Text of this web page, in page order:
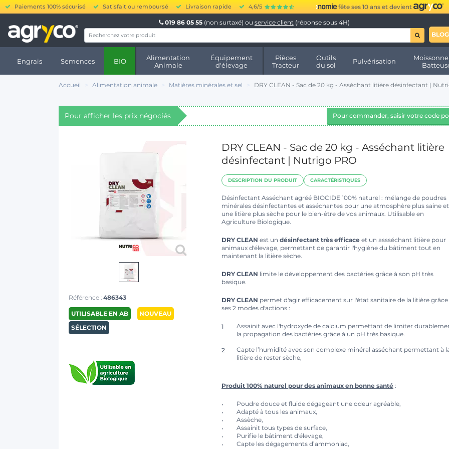
Paiements 100% sécurisé Satisfait ou remboursé Livraison rapide 4,6/5 fête ses 10 ans et devient
019 86 05 55 (non surtaxé) ou service client (réponse sous 4H)
BLOG
Engrais Semences BIO
Alimentation
Animale
Équipement
d'élevage
Pièces
Tracteur
Outils
du sol
Pulvérisation
Accueil Alimentation animale Matières minérales et sel DRY CLEAN - Sac de 20 kg - Asséchant litière désinfectant |
Pour afficher les prix négociés Pour commander, saisir votre code
Référence : 486343
UTILISABLE EN AB
NOUVEAU
SÉLECTION
DRY CLEAN - Sac de 20 kg - Asséchant litière
désinfectant | Nutrigo PRO
DESCRIPTION DU PRODUIT CARACTÉRISTIQUES
Désinfectant Asséchant agréé BIOCIDE 100% naturel : mélange de poudres
minérales désinfectantes et asséchantes pour une atmosphère plus saine et
une litière plus sèche pour le bien-être de vos animaux. Utilisable en
Agriculture Biologique.
DRY CLEAN est un désinfectant très efficace et un assséchant litière pour
animaux d'élevage, permettant de garantir l'hygiène du bâtiment tout en
maintenant la litière sèche.
DRY CLEAN limite le développement des bactéries grâce à son pH très
basique.
DRY CLEAN permet d'agir efficacement sur l'état sanitaire de la litière grâce
ses 2 modes d'actions :
Assainit avec l'hydroxyde de calcium permettant de limiter
la propagation des bactéries grâce à un pH très basique.
Capte l’humidité avec son complexe minéral asséchant permettant à
litière de rester sèche,
Produit 100% naturel pour des animaux en bonne santé :
Poudre douce et fluide dégageant une odeur agréable,
Adapté à tous les animaux,
Assèche,
Assainit tous types de surface,
Purifie le bâtiment d'élevage,
Capte les dégagements d’ammoniac,